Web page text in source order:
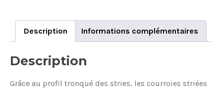
Description Informations complémentaires
Description
Grâce au profil tronqué des stries, les courroies striées